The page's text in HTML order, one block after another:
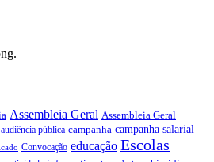
Assembleia Geral Assembleia Geral
audiência pública campanha campanha salarial
Convocação educação Escolas